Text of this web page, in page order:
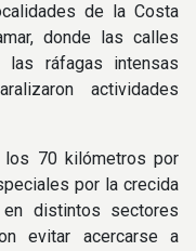
de la Costa
donde las calles
ráfagas intensas
actividades
los 70 kilómetros por
por la crecida
distintos sectores
evitar acercarse a